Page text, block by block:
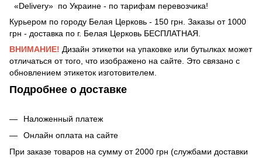
«Delivery» по Украине - по тарифам перевозчика!
Курьером по городу Белая Церковь - 150 грн. Заказы от 1000
грн - доставка по г. Белая Церковь БЕСПЛАТНАЯ.
ВНИМАНИЕ! Дизайн этикетки на упаковке или бутылках может
отличаться от того, что изображено на сайте. Это связано с
обновлением этикеток изготовителем.
Подробнее о доставке
Наложенный платеж
Онлайн оплата на сайте
При заказе товаров на сумму от 2000 грн (службами доставки